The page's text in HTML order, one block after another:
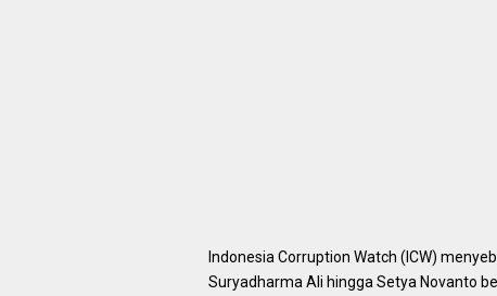
Indonesia Corruption Watch (ICW)
Suryadharma Ali hingga Setya Novanto